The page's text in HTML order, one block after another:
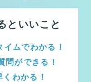
といいこと
ムでわかる！
ができる！
わかる！